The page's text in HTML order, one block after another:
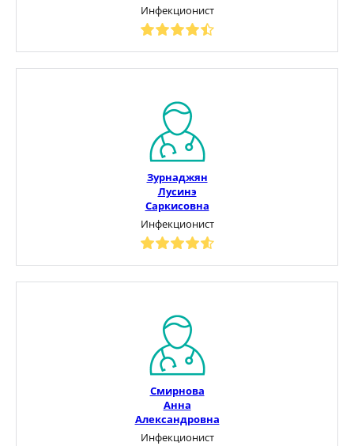
Инфекционист
Зурнаджян
Лусинэ
Саркисовна
Инфекционист
Смирнова
Анна
Александровна
Инфекционист